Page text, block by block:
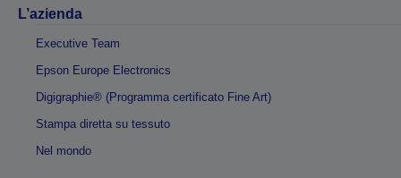
L’azienda
Executive Team
Epson Europe Electronics
Digigraphie® (Programma certificato Fine Art)
Stampa diretta su tessuto
Nel mondo